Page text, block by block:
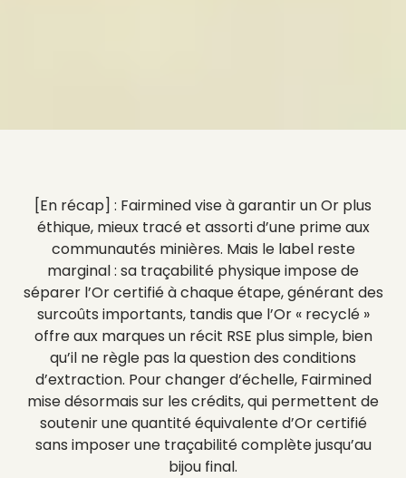
[En récap] : Fairmined vise à garantir un Or plus
éthique, mieux tracé et assorti d’une prime aux
communautés minières. Mais le label reste
marginal : sa traçabilité physique impose de
séparer l’Or certifié à chaque étape, générant des
surcoûts importants, tandis que l’Or « recyclé »
offre aux marques un récit RSE plus simple, bien
qu’il ne règle pas la question des conditions
d’extraction. Pour changer d’échelle, Fairmined
mise désormais sur les crédits, qui permettent de
soutenir une quantité équivalente d’Or certifié
sans imposer une traçabilité complète jusqu’au
bijou final.